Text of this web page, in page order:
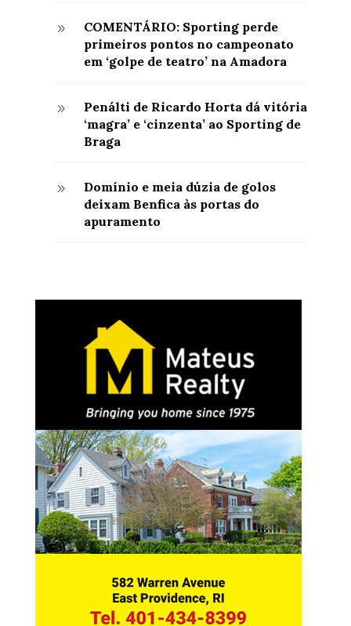
9
COMENTÁRIO: Sporting perde
primeiros pontos no campeonato
em ‘golpe de teatro’ na Amadora
9
Penálti de Ricardo Horta dá vitória
‘magra’ e ‘cinzenta’ ao Sporting de
Braga
9
Domínio e meia dúzia de golos
deixam Benfica às portas do
apuramento